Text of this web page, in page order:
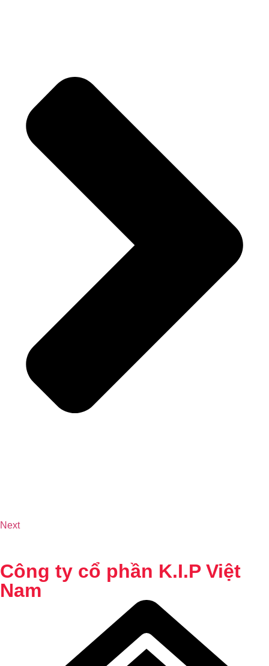
Next
Công ty cổ phần K.I.P Việt
Nam